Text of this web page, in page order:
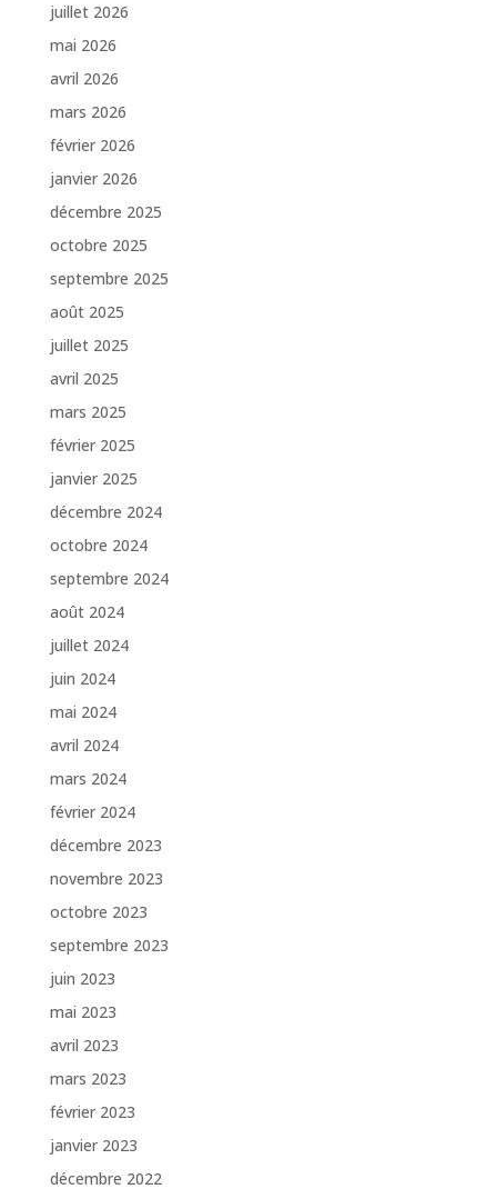
juillet 2026
mai 2026
avril 2026
mars 2026
février 2026
janvier 2026
décembre 2025
octobre 2025
septembre 2025
août 2025
juillet 2025
avril 2025
mars 2025
février 2025
janvier 2025
décembre 2024
octobre 2024
septembre 2024
août 2024
juillet 2024
juin 2024
mai 2024
avril 2024
mars 2024
février 2024
décembre 2023
novembre 2023
octobre 2023
septembre 2023
juin 2023
mai 2023
avril 2023
mars 2023
février 2023
janvier 2023
décembre 2022